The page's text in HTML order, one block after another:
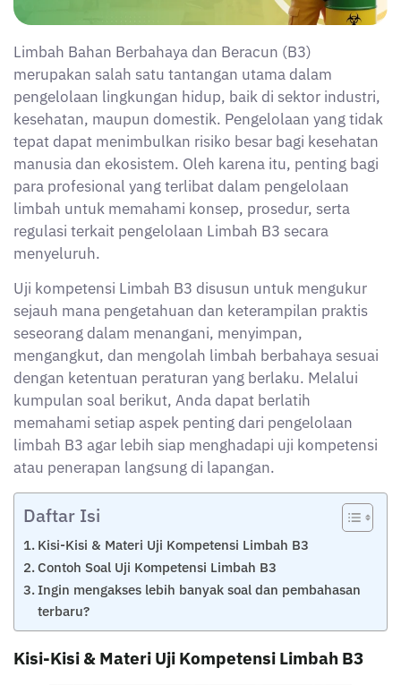
dengan ketentuan peraturan yang berlaku. Melalui
memahami setiap aspek penting dari pengelolaan
limbah B3 agar lebih siap menghadapi uji kompetensi
atau penerapan langsung di lapangan.
Daftar Isi
Kisi-Kisi & Materi Uji Kompetensi Limbah B3
Contoh Soal Uji Kompetensi Limbah B3
Ingin mengakses lebih banyak soal dan pembahasan
terbaru?
Kisi-Kisi & Materi Uji Kompetensi Limbah B3
Berikut adalah kisi-kisi lengkap materi yang sering
muncul dalam uji kompetensi pengelolaan Limbah B3.
Dengan memahami seluruh materi berikut, diharapkan
peserta mampu menguasai konsep dasar, prosedur
teknis, serta regulasi yang berkaitan dengan
pengelolaan limbah B3 secara menyeluruh. Kisi-kisi ini